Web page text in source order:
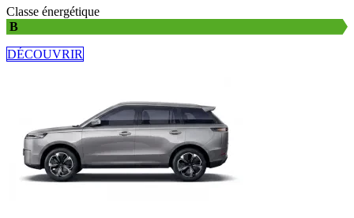
Classe énergétique
B
DÉCOUVRIR